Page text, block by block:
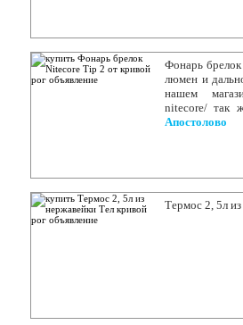
Фонарь
люмен и
нашем
nitecore/ так
Апостолово
Термос 2, 5л